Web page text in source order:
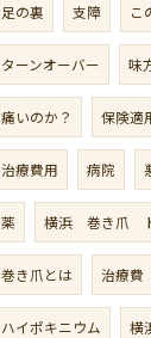
足の裏 支障 こ
ターンオーバー 味
痛いのか？ 保険適
治療費用 病院
薬 横浜 巻き爪
巻き爪とは 治療費
ハイポキニウム 横